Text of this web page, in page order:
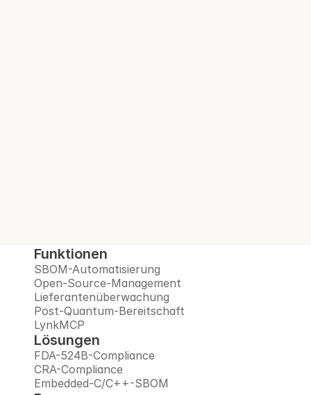
Funktionen
SBOM-Automatisierung
Open-Source-Management
Lieferantenüberwachung
Post-Quantum-Bereitschaft
LynkMCP
Lösungen
FDA-524B-Compliance
CRA-Compliance
Embedded-C/C++-SBOM